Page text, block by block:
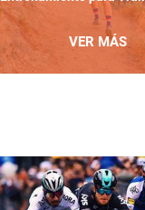
VER MÁS